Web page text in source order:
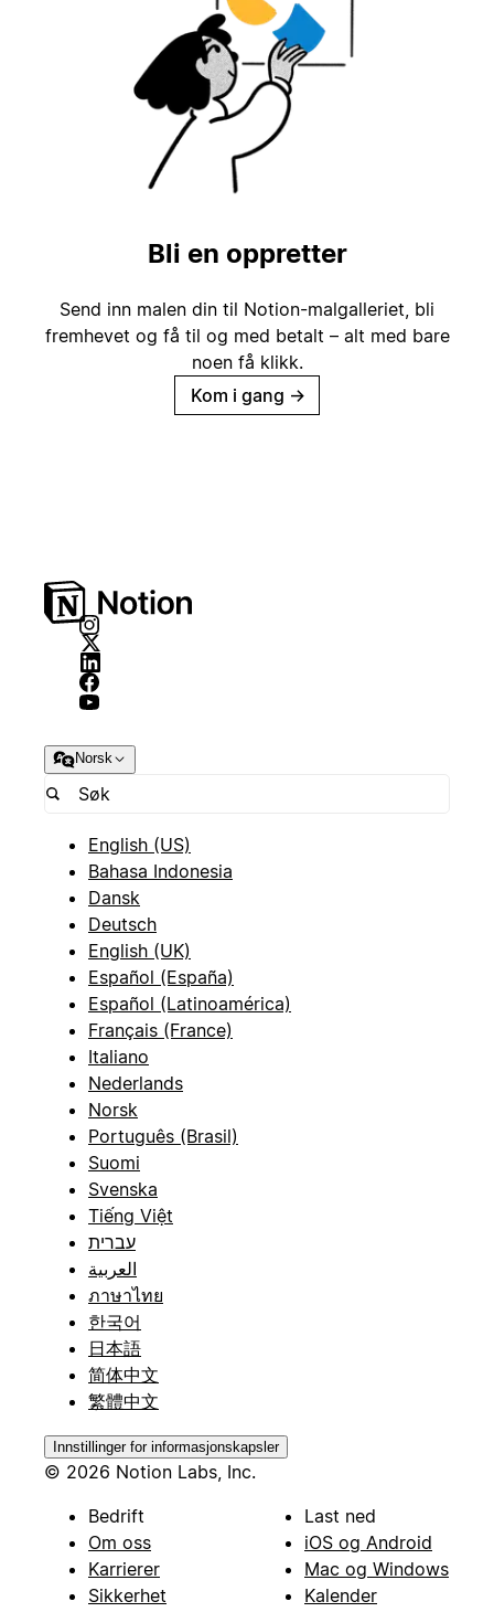
Bli en oppretter
Send inn malen din til Notion-malgalleriet, bli
fremhevet og få til og med betalt – alt med bare
noen få klikk.
Kom i gang →
Norsk
English (US)
Bahasa Indonesia
Dansk
Deutsch
English (UK)
Español (España)
Español (Latinoamérica)
Français (France)
Italiano
Nederlands
Norsk
Português (Brasil)
Suomi
Svenska
Tiếng Việt
עברית
العربية
ภาษาไทย
한국어
日本語
简体中文
繁體中文
Innstillinger for informasjonskapsler
© 2026 Notion Labs, Inc.
Bedrift
Om oss
Karrierer
Sikkerhet
Last ned
iOS og Android
Mac og Windows
Kalender